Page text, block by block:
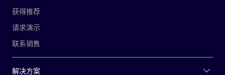
获得推荐
请求演示
联系销售
解决方案